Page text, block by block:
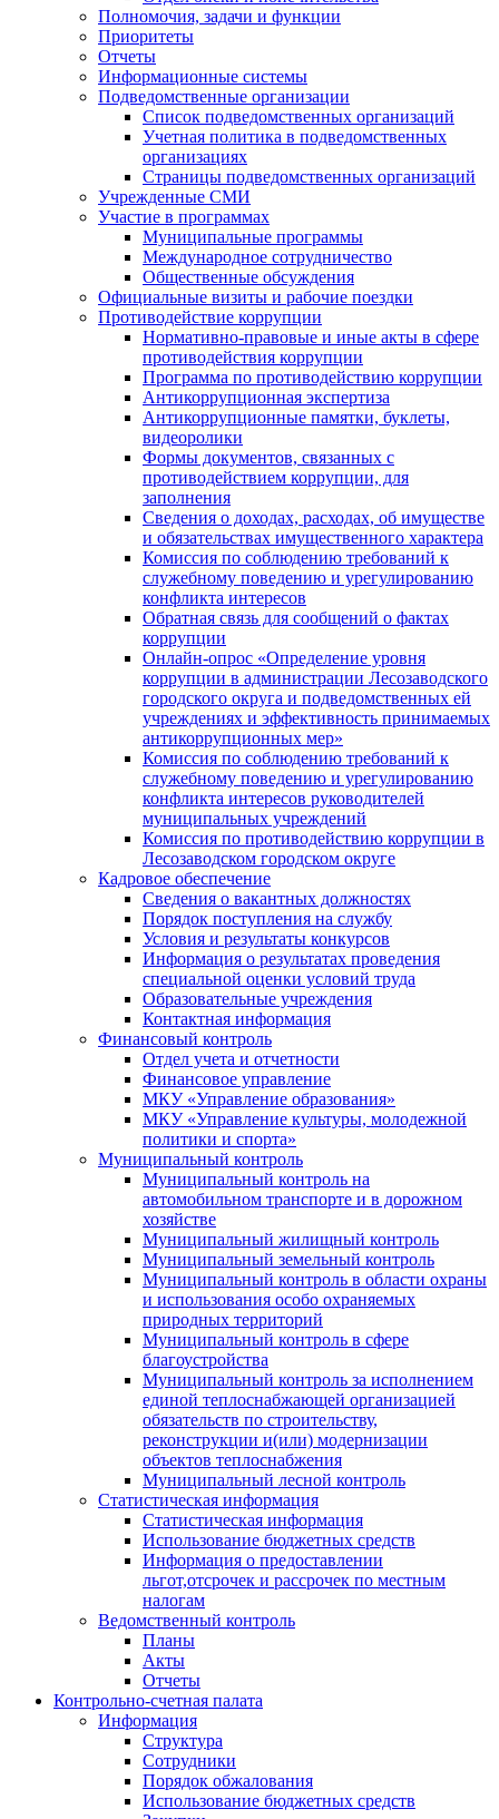
Полномочия, задачи и функции
Приоритеты
Отчеты
Информационные системы
Подведомственные организации
Список подведомственных организаций
Учетная политика в подведомственных
организациях
Страницы подведомственных организаций
Учрежденные СМИ
Участие в программах
Муниципальные программы
Международное сотрудничество
Общественные обсуждения
Официальные визиты и рабочие поездки
Противодействие коррупции
Нормативно-правовые и иные акты в сфере
противодействия коррупции
Программа по противодействию коррупции
Антикоррупционная экспертиза
Антикоррупционные памятки, буклеты,
видеоролики
Формы документов, связанных с
противодействием коррупции, для
заполнения
Сведения о доходах, расходах, об имуществе
и обязательствах имущественного характера
Комиссия по соблюдению требований к
служебному поведению и урегулированию
конфликта интересов
Обратная связь для сообщений о фактах
коррупции
Онлайн-опрос «Определение уровня
коррупции в администрации Лесозаводского
городского округа и подведомственных ей
учреждениях и эффективность принимаемых
антикоррупционных мер»
Комиссия по соблюдению требований к
служебному поведению и урегулированию
конфликта интересов руководителей
муниципальных учреждений
Комиссия по противодействию коррупции в
Лесозаводском городском округе
Кадровое обеспечение
Сведения о вакантных должностях
Порядок поступления на службу
Условия и результаты конкурсов
Информация о результатах проведения
специальной оценки условий труда
Образовательные учреждения
Контактная информация
Финансовый контроль
Отдел учета и отчетности
Финансовое управление
МКУ «Управление образования»
МКУ «Управление культуры, молодежной
политики и спорта»
Муниципальный контроль
Муниципальный контроль на
автомобильном транспорте и в дорожном
хозяйстве
Муниципальный жилищный контроль
Муниципальный земельный контроль
Муниципальный контроль в области охраны
и использования особо охраняемых
природных территорий
Муниципальный контроль в сфере
благоустройства
Муниципальный контроль за исполнением
единой теплоснабжающей организацией
обязательств по строительству,
реконструкции и(или) модернизации
объектов теплоснабжения
Муниципальный лесной контроль
Статистическая информация
Статистическая информация
Использование бюджетных средств
Информация о предоставлении
льгот,отсрочек и рассрочек по местным
налогам
Ведомственный контроль
Планы
Акты
Отчеты
Контрольно-счетная палата
Информация
Структура
Сотрудники
Порядок обжалования
Использование бюджетных средств